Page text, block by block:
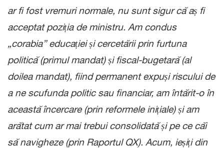
ar fi fost vremuri normale, nu sunt sigur că aș fi
acceptat poziția de ministru. Am condus
„corabia” educației și cercetării prin furtuna
politică (primul mandat) și fiscal-bugetară (al
doilea mandat), fiind permanent expuși riscului de
a ne scufunda politic sau financiar, am întărit-o în
această încercare (prin reformele inițiale) și am
arătat cum ar mai trebui consolidată și pe ce căi
să navigheze (prin Raportul QX). Acum, ieșiți din